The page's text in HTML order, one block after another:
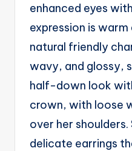
ts
enhanced eyes
expression is
natural friendly
wavy, and glossy,
half-down look
crown, with loose
over her shoulders.
delicate earrings